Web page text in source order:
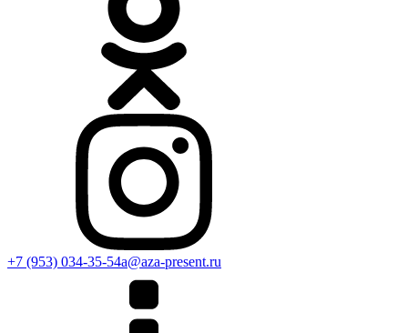
+7 (953) 034-35-54a@aza-present.ru